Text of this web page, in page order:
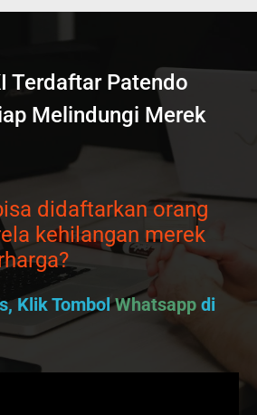
Terdaftar Patendo
Melindungi Merek
didaftarkan orang
kehilangan merek
Klik TombolWhatsapp di